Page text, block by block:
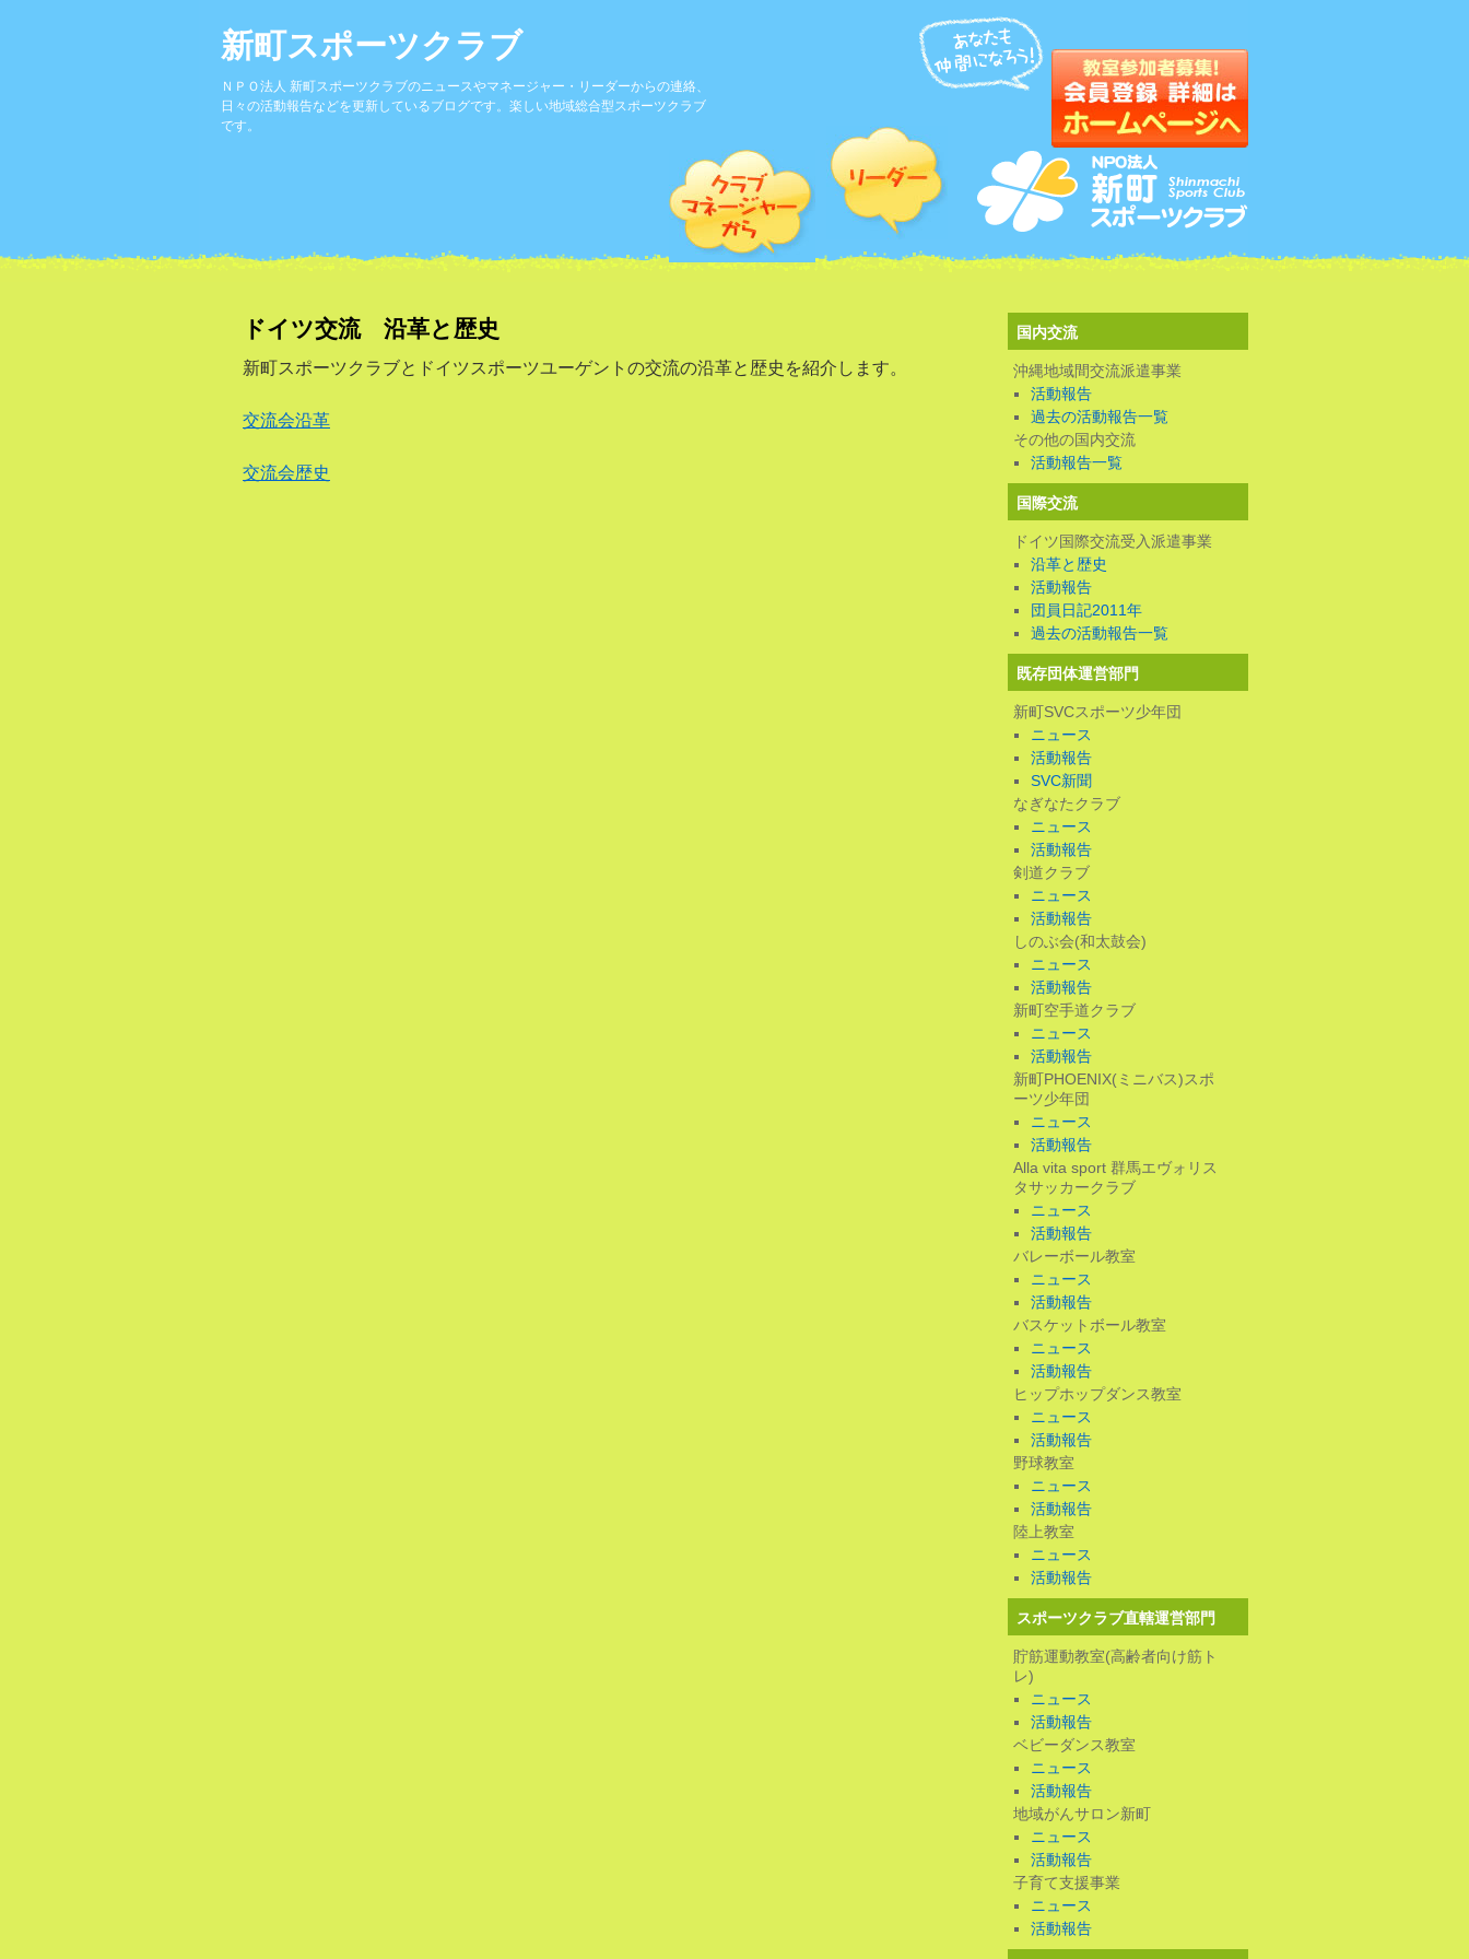
新町スポーツクラブ
ＮＰＯ法人 新町スポーツクラブのニュースやマネージャー・リーダーからの連絡、
日々の活動報告などを更新しているブログです。楽しい地域総合型スポーツクラブ
です。
ドイツ交流 沿革と歴史
新町スポーツクラブとドイツスポーツユーゲントの交流の沿革と歴史を紹介します。
交流会沿革
交流会歴史
国内交流
沖縄地域間交流派遣事業
活動報告
過去の活動報告一覧
その他の国内交流
活動報告一覧
国際交流
ドイツ国際交流受入派遣事業
沿革と歴史
活動報告
団員日記2011年
過去の活動報告一覧
既存団体運営部門
新町SVCスポーツ少年団
ニュース
活動報告
SVC新聞
なぎなたクラブ
ニュース
活動報告
剣道クラブ
ニュース
活動報告
しのぶ会(和太鼓会)
ニュース
活動報告
新町空手道クラブ
ニュース
活動報告
新町PHOENIX(ミニバス)スポ
ーツ少年団
ニュース
活動報告
Alla vita sport 群馬エヴォリス
タサッカークラブ
ニュース
活動報告
バレーボール教室
ニュース
活動報告
バスケットボール教室
ニュース
活動報告
ヒップホップダンス教室
ニュース
活動報告
野球教室
ニュース
活動報告
陸上教室
ニュース
活動報告
スポーツクラブ直轄運営部門
貯筋運動教室(高齢者向け筋ト
レ)
ニュース
活動報告
ベビーダンス教室
ニュース
活動報告
地域がんサロン新町
ニュース
活動報告
子育て支援事業
ニュース
活動報告